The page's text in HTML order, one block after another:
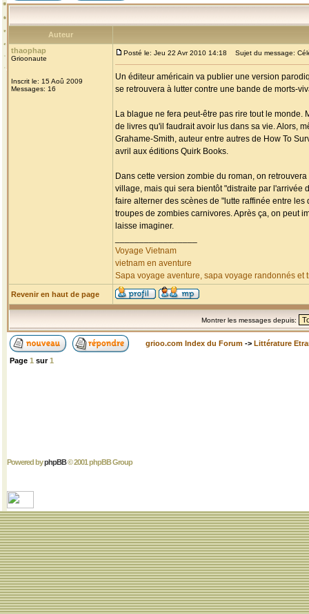
Auteur
thaophap
Grioonaute
Inscrit le: 15 Aoû 2009
Messages: 16
Posté le: Jeu 22 Avr 2010 14:18 Sujet du message:
Un éditeur américain va publier une version
se retrouvera à lutter contre une bande de morts-
La blague ne fera peut-être pas rire tout le
de livres qu'il faudrait avoir lus dans sa vie. Alors,
Grahame-Smith, auteur entre autres de How To
avril aux éditions Quirk Books.
Dans cette version zombie du roman, on
village, mais qui sera bientôt "distraite par l'arrivée
faire alterner des scènes de "lutte raffinée entre
troupes de zombies carnivores. Après ça, on peut
laisse imaginer.
Voyage Vietnam
vietnam en aventure
Sapa voyage aventure, sapa voyage randonnés et
Revenir en haut de page
Montrer les messages depuis:
grioo.com Index du Forum -> Littérature
Page 1 sur1
Powered byphpBB© 2001 phpBB Group